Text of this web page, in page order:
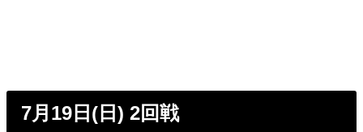
7月19日(日) 2回戦